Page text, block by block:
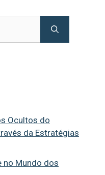
Ocultos do
da Estratégias
no Mundo dos